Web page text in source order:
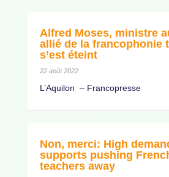
Alfred Moses, ministre
allié de la francophonie
s’est éteint
22 août 2022
L’Aquilon – Francopresse
Non, merci: High
supports pushing
teachers away